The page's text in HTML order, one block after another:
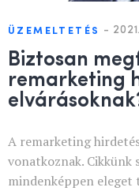
ÜZEMELTETÉS -
Biztosan
remarketing
A remarketing
vonatkoznak. Cikkünk
mindenképpen eleget